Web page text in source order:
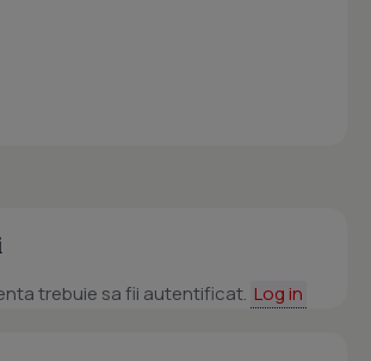
trebuie sa fii autentificat. Log in